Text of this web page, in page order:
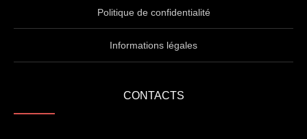
Politique de confidentialité
Informations légales
CONTACTS